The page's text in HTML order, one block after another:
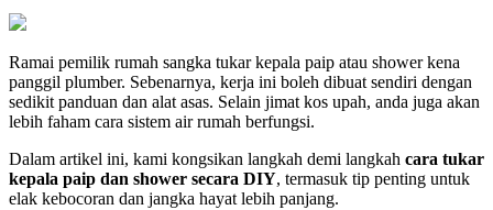
Ramai pemilik rumah sangka tukar kepala paip atau shower kena
panggil plumber. Sebenarnya, kerja ini boleh dibuat sendiri dengan
sedikit panduan dan alat asas. Selain jimat kos upah, anda juga akan
lebih faham cara sistem air rumah berfungsi.
Dalam artikel ini, kami kongsikan langkah demi langkah cara tukar
kepala paip dan shower secara DIY, termasuk tip penting untuk
elak kebocoran dan jangka hayat lebih panjang.